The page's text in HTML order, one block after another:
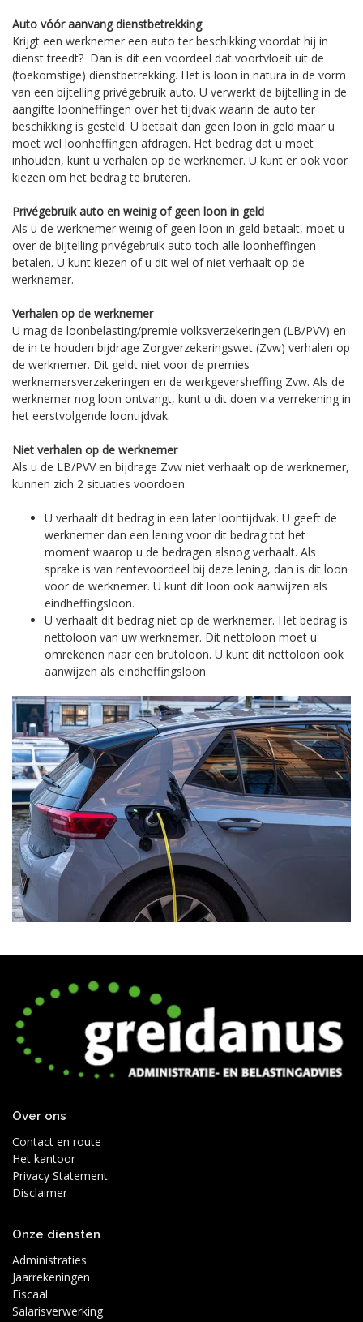
Auto vóór aanvang dienstbetrekking
Krijgt een werknemer een auto ter beschikking voordat hij in
dienst treedt? Dan is dit een voordeel dat voortvloeit uit de
(toekomstige) dienstbetrekking. Het is loon in natura in de vorm
van een bijtelling privégebruik auto. U verwerkt de bijtelling in de
aangifte loonheffingen over het tijdvak waarin de auto ter
beschikking is gesteld. U betaalt dan geen loon in geld maar u
moet wel loonheffingen afdragen. Het bedrag dat u moet
inhouden, kunt u verhalen op de werknemer. U kunt er ook voor
kiezen om het bedrag te bruteren.
Privégebruik auto en weinig of geen loon in geld
Als u de werknemer weinig of geen loon in geld betaalt, moet u
over de bijtelling privégebruik auto toch alle loonheffingen
betalen. U kunt kiezen of u dit wel of niet verhaalt op de
werknemer.
Verhalen op de werknemer
U mag de loonbelasting/premie volksverzekeringen (LB/PVV) en
de in te houden bijdrage Zorgverzekeringswet (Zvw) verhalen op
de werknemer. Dit geldt niet voor de premies
werknemersverzekeringen en de werkgeversheffing Zvw. Als de
werknemer nog loon ontvangt, kunt u dit doen via verrekening in
het eerstvolgende loontijdvak.
Niet verhalen op de werknemer
Als u de LB/PVV en bijdrage Zvw niet verhaalt op de werknemer,
kunnen zich 2 situaties voordoen:
U verhaalt dit bedrag in een later loontijdvak. U geeft de
werknemer dan een lening voor dit bedrag tot het
moment waarop u de bedragen alsnog verhaalt. Als
sprake is van rentevoordeel bij deze lening, dan is dit loon
voor de werknemer. U kunt dit loon ook aanwijzen als
eindheffingsloon.
U verhaalt dit bedrag niet op de werknemer. Het bedrag is
nettoloon van uw werknemer. Dit nettoloon moet u
omrekenen naar een brutoloon. U kunt dit nettoloon ook
aanwijzen als eindheffingsloon.
Over ons
Contact en route
Het kantoor
Privacy Statement
Disclaimer
Onze diensten
Administraties
Jaarrekeningen
Fiscaal
Salarisverwerking